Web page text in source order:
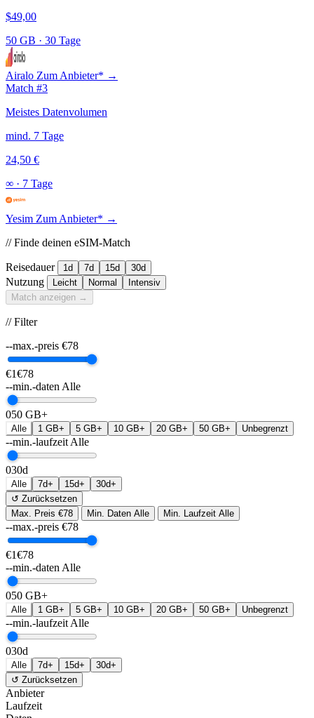
$49,00
50 GB · 30 Tage
Airalo Zum Anbieter* →
Match #3
Meistes Datenvolumen
mind. 7 Tage
24,50 €
∞ · 7 Tage
Yesim Zum Anbieter* →
// Finde deinen eSIM-Match
Reisedauer 1d 7d 15d 30d
Nutzung Leicht Normal
Intensiv
Match anzeigen →
// Filter
--max.-preis €78
€1€78
--min.-daten Alle
050 GB+
Alle 1 GB+ 5 GB+ 10 GB+ 20 GB+ 50 GB+ Unbegrenzt
--min.-laufzeit Alle
030d
Alle 7d+ 15d+
30d+
↺ Zurücksetzen
Max. Preis €78 Min. Daten Alle Min. Laufzeit Alle
--max.-preis €78
€1€78
--min.-daten Alle
050 GB+
Alle 1 GB+ 5 GB+ 10 GB+ 20 GB+ 50 GB+ Unbegrenzt
--min.-laufzeit Alle
030d
Alle 7d+ 15d+
30d+
↺ Zurücksetzen
Anbieter
Laufzeit